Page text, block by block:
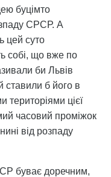
буцімто
СРСР. А
цей суто
собі, що вже по
би Львів
б його в
територіями цієї
часовий проміжок
від розпаду
буває доречним,